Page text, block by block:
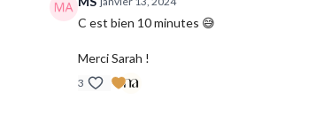
C est bien 10 minutes 😅
Merci Sarah !
3